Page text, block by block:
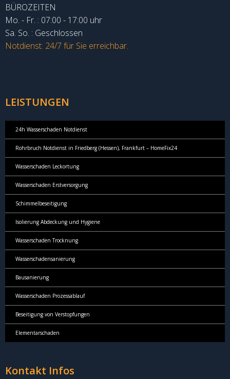
BÜROZEITEN
Mo. - Fr. : 07:00 - 17:00 uhr
Sa. So. : Geschlossen
Notdienst: 24/7 für Sie erreichbar.
LEISTUNGEN
24h Wasserschaden Notdienst
Rohrbruch Notdienst in Friedberg (Hessen), Frankfurt – HomeFix24
Wasserschaden Leckortung
Wasserschaden Erstversorgung
Schimmelbeseitigung
Isolierung Abdeckung und Hygiene
Wasserschaden Trocknung
Wasserschadensanierung
Bausanierung
Wasserschaden Prozessablauf
Beseitigung von Verstopfungen
Elementarschaden
Kontakt Infos